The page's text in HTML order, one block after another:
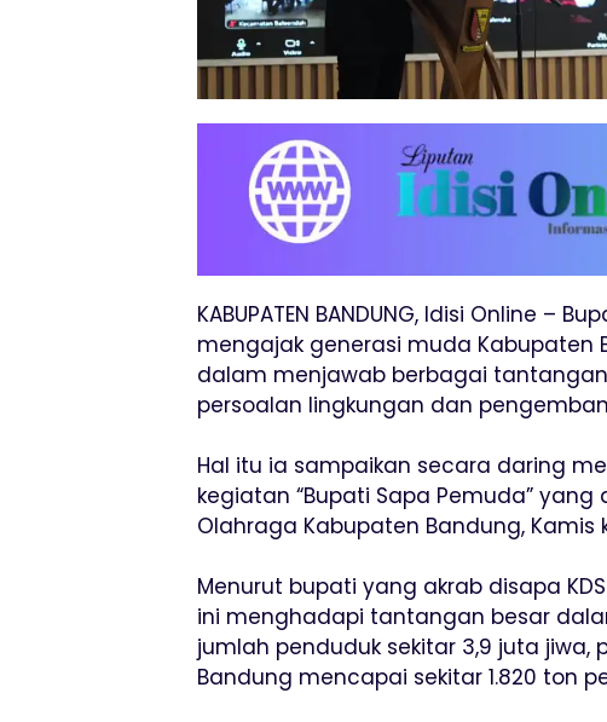
KABUPATEN BANDUNG, Idisi Online –
mengajak generasi muda
dalam menjawab berbagai
persoalan lingkungan dan
Hal itu ia sampaikan secara daring
kegiatan “Bupati Sapa Pemuda”
Olahraga Kabupaten Bandung,
Menurut bupati yang akrab disapa
ini menghadapi tantangan besar
jumlah penduduk sekitar 3,9 juta jiwa,
Bandung mencapai sekitar 1.820 ton